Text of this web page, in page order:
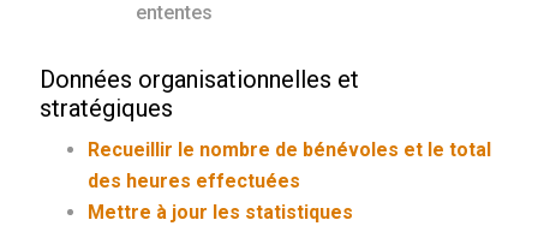
ententes
Données organisationnelles et
stratégiques
Recueillir le nombre de bénévoles et le total
des heures effectuées
Mettre à jour les statistiques